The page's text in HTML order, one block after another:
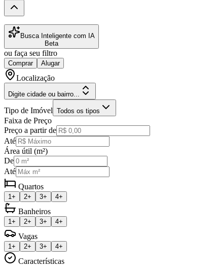
Busca Inteligente com IA
Beta
ou faça seu filtro
Comprar Alugar
Localização
Digite cidade ou bairro...
Tipo de Imóvel Todos os tipos
Faixa de Preço
Preço a partir de
Até
Área útil (m²)
De
Até
Quartos
1+ 2+ 3+ 4+
Banheiros
1+ 2+ 3+ 4+
Vagas
1+ 2+ 3+ 4+
Características